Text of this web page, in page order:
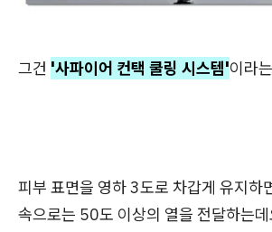
그건 '사파이어 컨택 쿨링 시스템'이라는
피부 표면을 영하 3도로 차갑게 유지하
속으로는 50도 이상의 열을 전달하는데